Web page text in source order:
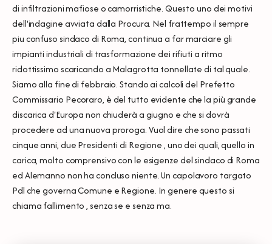
di infiltrazioni mafiose o camorristiche. Questo uno dei motivi
dell'indagine avviata dalla Procura. Nel frattempo il sempre
piu confuso sindaco di Roma, continua a far marciare gli
impianti industriali di trasformazione dei rifiuti a ritmo
ridottissimo scaricando a Malagrotta tonnellate di tal quale.
Siamo alla fine di febbraio. Stando ai calcoli del Prefetto
Commissario Pecoraro, è del tutto evidente che la più grande
discarica d'Europa non chiuderà a giugno e che si dovrà
procedere ad una nuova proroga. Vuol dire che sono passati
cinque anni, due Presidenti di Regione , uno dei quali, quello in
carica, molto comprensivo con le esigenze del sindaco di Roma
ed Alemanno non ha concluso niente. Un capolavoro targato
Pdl che governa Comune e Regione. In genere questo si
chiama fallimento , senza se e senza ma.